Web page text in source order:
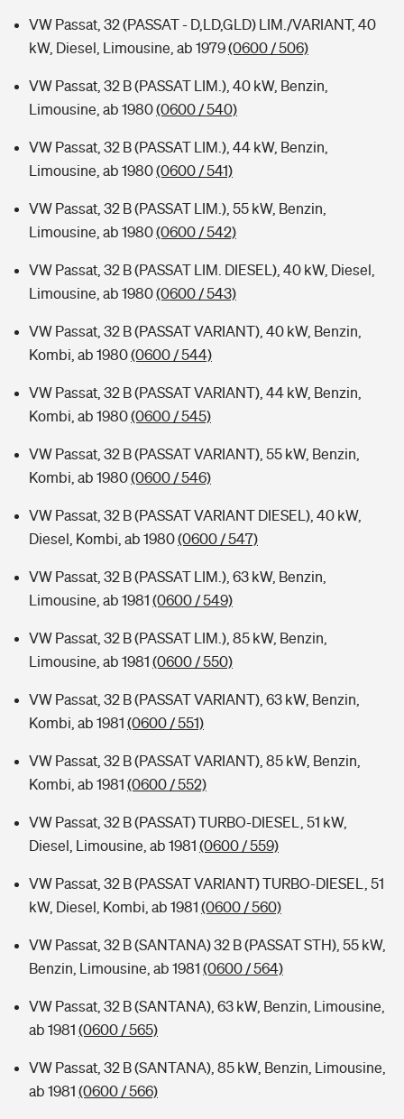
VW Passat, 32 (PASSAT - D,LD,GLD) LIM./VARIANT, 40
kW, Diesel, Limousine, ab 1979(0600 / 506)
VW Passat, 32 B (PASSAT LIM.), 40 kW, Benzin,
Limousine, ab 1980(0600 / 540)
VW Passat, 32 B (PASSAT LIM.), 44 kW, Benzin,
Limousine, ab 1980(0600 / 541)
VW Passat, 32 B (PASSAT LIM.), 55 kW, Benzin,
Limousine, ab 1980(0600 / 542)
VW Passat, 32 B (PASSAT LIM. DIESEL), 40 kW, Diesel,
Limousine, ab 1980(0600 / 543)
VW Passat, 32 B (PASSAT VARIANT), 40 kW, Benzin,
Kombi, ab 1980(0600 / 544)
VW Passat, 32 B (PASSAT VARIANT), 44 kW, Benzin,
Kombi, ab 1980(0600 / 545)
VW Passat, 32 B (PASSAT VARIANT), 55 kW, Benzin,
Kombi, ab 1980(0600 / 546)
VW Passat, 32 B (PASSAT VARIANT DIESEL), 40 kW,
Diesel, Kombi, ab 1980(0600 / 547)
VW Passat, 32 B (PASSAT LIM.), 63 kW, Benzin,
Limousine, ab 1981 (0600 / 549)
VW Passat, 32 B (PASSAT LIM.), 85 kW, Benzin,
Limousine, ab 1981 (0600 / 550)
VW Passat, 32 B (PASSAT VARIANT), 63 kW, Benzin,
Kombi, ab 1981 (0600 / 551)
VW Passat, 32 B (PASSAT VARIANT), 85 kW, Benzin,
Kombi, ab 1981 (0600 / 552)
VW Passat, 32 B (PASSAT) TURBO-DIESEL, 51 kW,
Diesel, Limousine, ab 1981 (0600 / 559)
VW Passat, 32 B (PASSAT VARIANT) TURBO-DIESEL, 51
kW, Diesel, Kombi, ab 1981 (0600 / 560)
VW Passat, 32 B (SANTANA) 32 B (PASSAT STH), 55 kW,
Benzin, Limousine, ab 1981 (0600 / 564)
VW Passat, 32 B (SANTANA), 63 kW, Benzin, Limousine,
ab 1981 (0600 / 565)
VW Passat, 32 B (SANTANA), 85 kW, Benzin, Limousine,
ab 1981 (0600 / 566)